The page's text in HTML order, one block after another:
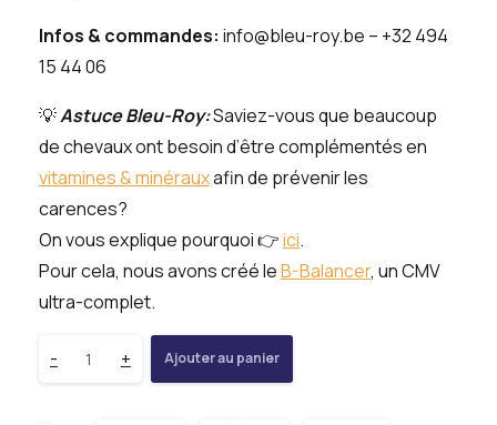
Infos & commandes: info@bleu-roy.be – +32 494
15 44 06
💡Astuce Bleu-Roy:Saviez-vous que beaucoup
de chevaux ont besoin d’être complémentés en
vitamines & minérauxafin de prévenir les
carences?
On vous explique pourquoi 👉ici.
Pour cela, nous avons créé leB-Balancer, un CMV
ultra-complet.
- + Ajouter au panier